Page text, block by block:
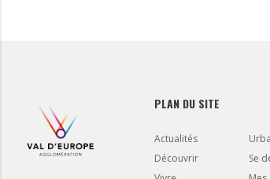
PLAN DU SITE
Actualités
Découvrir
Se